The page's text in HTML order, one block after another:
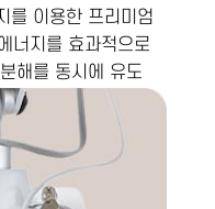
이용한 프리미엄
너지를 효과적으로
해를 동시에 유도